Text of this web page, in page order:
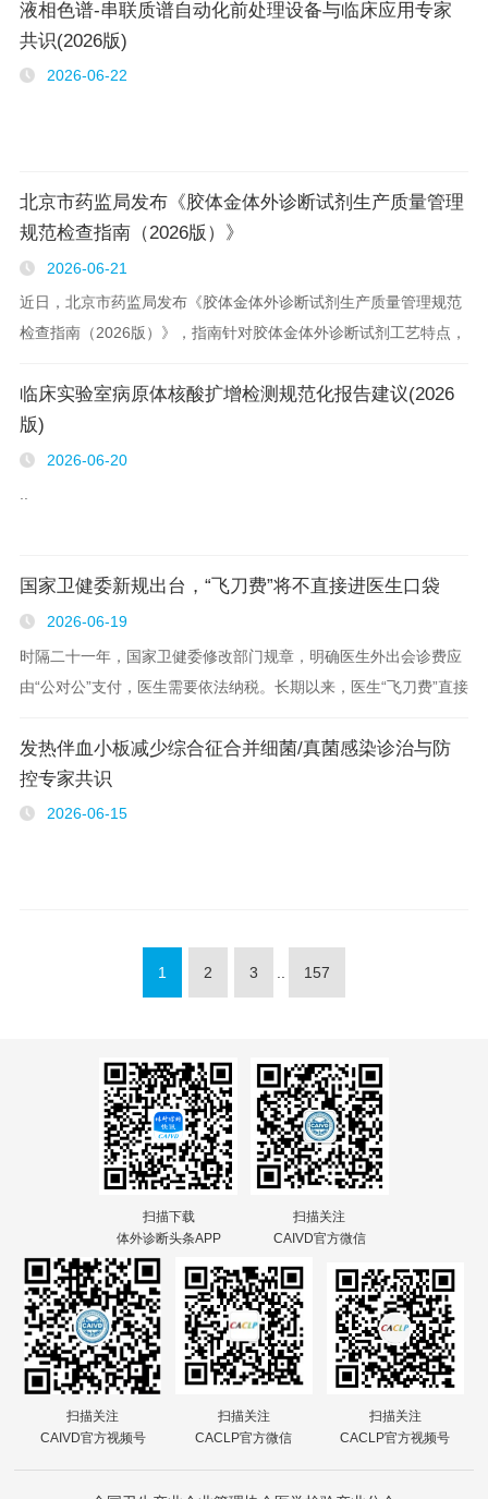
液相色谱-串联质谱自动化前处理设备与临床应用专家
共识(2026版)
2026-06-22
北京市药监局发布《胶体金体外诊断试剂生产质量管理
规范检查指南（2026版）》
2026-06-21
近日，北京市药监局发布《胶体金体外诊断试剂生产质量管理规范
检查指南（2026版）》，指南针对胶体金体外诊断试剂工艺特点，
求，核心要点如下： ..
临床实验室病原体核酸扩增检测规范化报告建议(2026
版)
2026-06-20
..
国家卫健委新规出台，“飞刀费”将不直接进医生口袋
2026-06-19
时隔二十一年，国家卫健委修改部门规章，明确医生外出会诊费应
由“公对公”支付，医生需要依法纳税。长期以来，医生“飞刀费”直接
家卫生健康委关于修改和废止部分..
发热伴血小板减少综合征合并细菌/真菌感染诊治与防
控专家共识
2026-06-15
1 2 3 157
扫描下载
体外诊断头条APP
扫描关注
CAIVD官方微信
扫描关注
CAIVD官方视频号
扫描关注
CACLP官方微信
扫描关注
CACLP官方视频号